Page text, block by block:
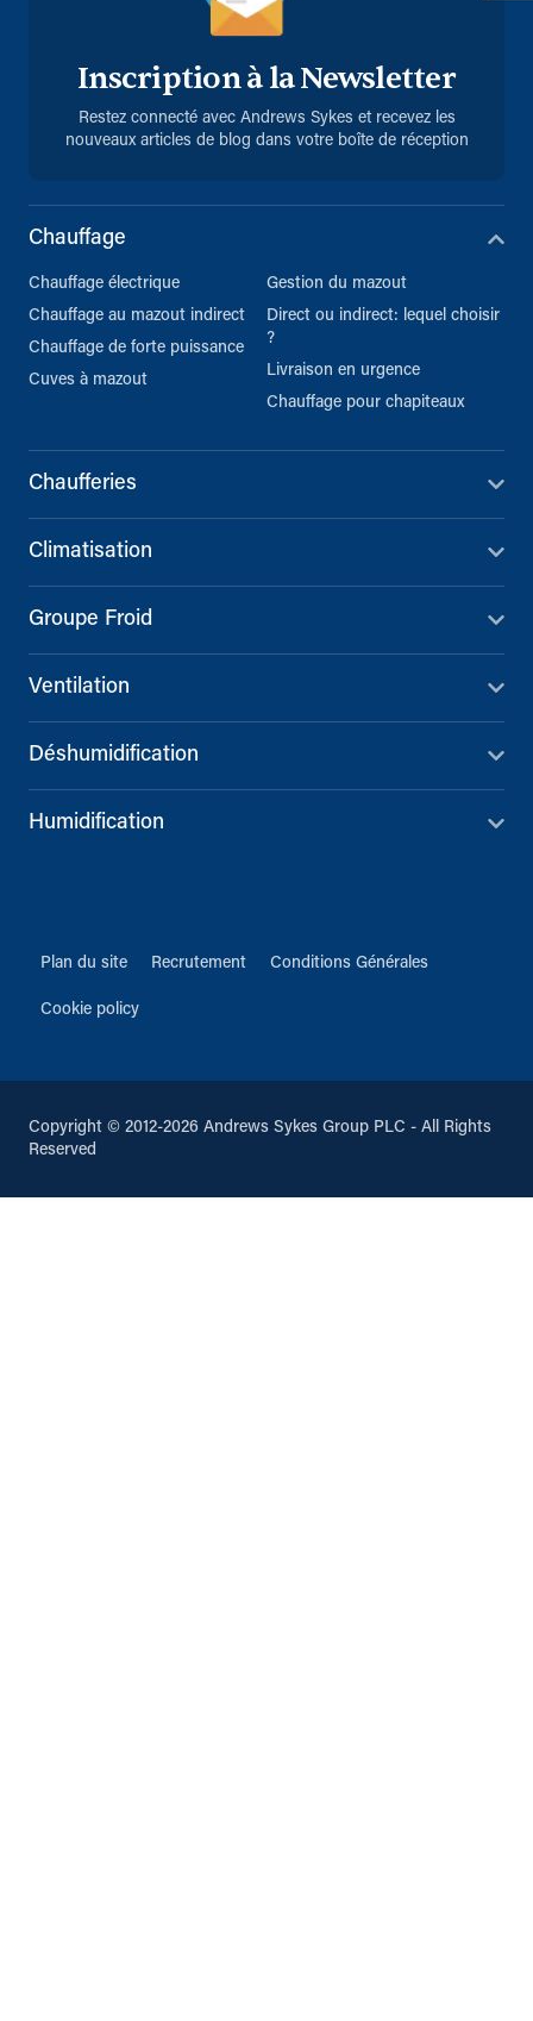
Inscription à la Newsletter
Restez connecté avec Andrews Sykes et recevez les
nouveaux articles de blog dans votre boîte de réception
Chauffage
Chauffage électrique
Chauffage au mazout indirect
Chauffage de forte puissance
Cuves à mazout
Gestion du mazout
Direct ou indirect: lequel choisir
?
Livraison en urgence
Chauffage pour chapiteaux
Chaufferies
Climatisation
Groupe Froid
Ventilation
Déshumidification
Humidification
Plan du site Recrutement Conditions Générales
Cookie policy
Copyright © 2012-2026 Andrews Sykes Group PLC - All Rights
Reserved